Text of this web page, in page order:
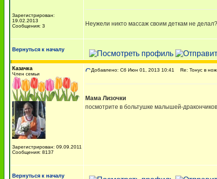
Зарегистрирован:
19.02.2013
Сообщения: 3
Неужели никто массаж своим деткам не
Вернуться к началу
Казачка
Член семьи
Зарегистрирован: 09.09.2011
Сообщения: 8137
Добавлено: Сб Июн 01, 2013 10:41 Re: Тонус в
Мама Лизочки
посмотрите в больтушке малышей-
Вернуться к началу